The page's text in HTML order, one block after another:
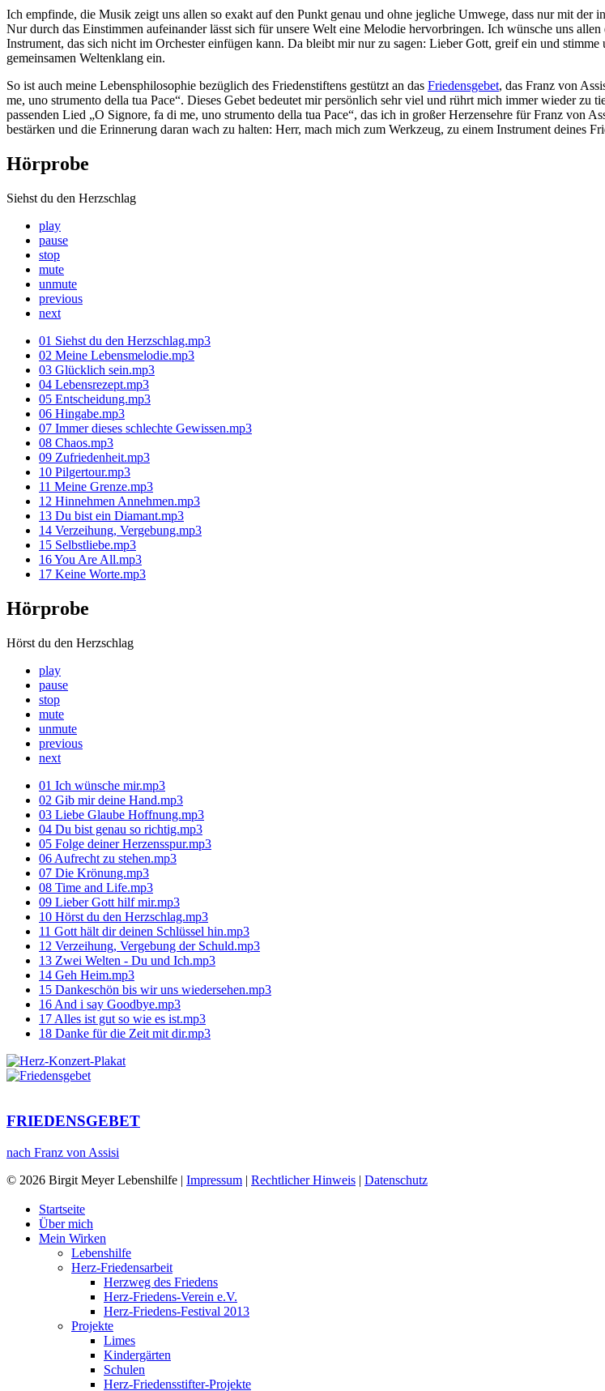
Ich empfinde, die Musik zeigt uns allen so exakt auf den Punkt genau und ohne jegliche Umwege, dass nur mit der
Nur durch das Einstimmen aufeinander lässt sich für unsere Welt eine Melodie hervorbringen. Ich wünsche uns
Instrument, das sich nicht im Orchester einfügen kann. Da bleibt mir nur zu sagen: Lieber Gott, greif ein und
gemeinsamen Weltenklang ein.
So ist auch meine Lebensphilosophie bezüglich des Friedenstiftens gestützt an das Friedensgebet, das Franz von
me, uno strumento della tua Pace“. Dieses Gebet bedeutet mir persönlich sehr viel und rührt mich immer wieder zu
passenden Lied „O Signore, fa di me, uno strumento della tua Pace“, das ich in großer Herzensehre für Franz von
bestärken und die Erinnerung daran wach zu halten: Herr, mach mich zum Werkzeug, zu einem Instrument deines
Hörprobe
Siehst du den Herzschlag
play
pause
stop
mute
unmute
previous
next
01 Siehst du den Herzschlag.mp3
02 Meine Lebensmelodie.mp3
03 Glücklich sein.mp3
04 Lebensrezept.mp3
05 Entscheidung.mp3
06 Hingabe.mp3
07 Immer dieses schlechte Gewissen.mp3
08 Chaos.mp3
09 Zufriedenheit.mp3
10 Pilgertour.mp3
11 Meine Grenze.mp3
12 Hinnehmen Annehmen.mp3
13 Du bist ein Diamant.mp3
14 Verzeihung, Vergebung.mp3
15 Selbstliebe.mp3
16 You Are All.mp3
17 Keine Worte.mp3
Hörprobe
Hörst du den Herzschlag
play
pause
stop
mute
unmute
previous
next
01 Ich wünsche mir.mp3
02 Gib mir deine Hand.mp3
03 Liebe Glaube Hoffnung.mp3
04 Du bist genau so richtig.mp3
05 Folge deiner Herzensspur.mp3
06 Aufrecht zu stehen.mp3
07 Die Krönung.mp3
08 Time and Life.mp3
09 Lieber Gott hilf mir.mp3
10 Hörst du den Herzschlag.mp3
11 Gott hält dir deinen Schlüssel hin.mp3
12 Verzeihung, Vergebung der Schuld.mp3
13 Zwei Welten - Du und Ich.mp3
14 Geh Heim.mp3
15 Dankeschön bis wir uns wiedersehen.mp3
16 And i say Goodbye.mp3
17 Alles ist gut so wie es ist.mp3
18 Danke für die Zeit mit dir.mp3
FRIEDENSGEBET
nach Franz von Assisi
© 2026 Birgit Meyer Lebenshilfe | Impressum | Rechtlicher Hinweis | Datenschutz
Startseite
Über mich
Mein Wirken
Lebenshilfe
Herz-Friedensarbeit
Herzweg des Friedens
Herz-Friedens-Verein e.V.
Herz-Friedens-Festival 2013
Projekte
Limes
Kindergärten
Schulen
Herz-Friedensstifter-Projekte